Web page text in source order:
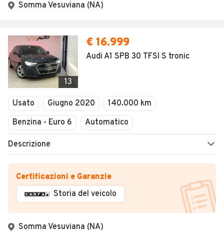
Somma Vesuviana (NA)
13
€ 16.999
Audi A1 SPB 30 TFSI S tronic
Usato Giugno 2020
140.000 km
Benzina - Euro 6
Automatico
Descrizione
Certificazioni e Garanzie
Storia del veicolo
Somma Vesuviana (NA)